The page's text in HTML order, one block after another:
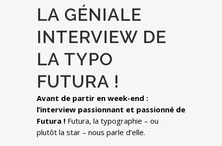
LA GÉNIALE
INTERVIEW DE
LA TYPO
FUTURA !
Avant de partir en week-end :
l’interview passionnant et passionné de
Futura ! Futura, la typographie – ou
plutôt la star – nous parle d’elle.